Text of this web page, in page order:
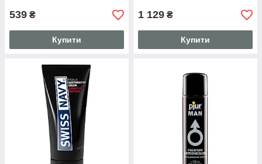
539 ₴
Купити
1 129 ₴
Купити